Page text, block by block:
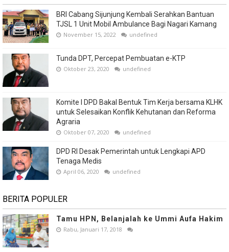
BRI Cabang Sijunjung Kembali Serahkan Bantuan
TJSL 1 Unit Mobil Ambulance Bagi Nagari Kamang
November 15, 2022 undefined
Tunda DPT, Percepat Pembuatan e-KTP
Oktober 23, 2020 undefined
Komite I DPD Bakal Bentuk Tim Kerja bersama KLHK
untuk Selesaikan Konflik Kehutanan dan Reforma
Agraria
Oktober 07, 2020 undefined
DPD RI Desak Pemerintah untuk Lengkapi APD
Tenaga Medis
April 06, 2020 undefined
BERITA POPULER
Tamu HPN, Belanjalah ke Ummi Aufa Hakim
Rabu, Januari 17, 2018